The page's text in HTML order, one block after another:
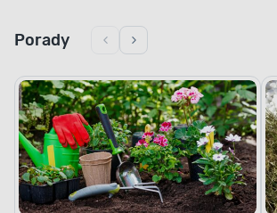
Porady